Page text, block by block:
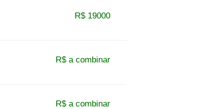
R$ 19000
R$ a combinar
R$ a combinar